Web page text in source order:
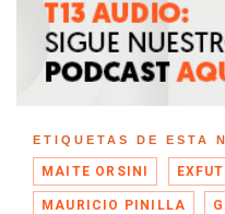
ETIQUETAS DE ESTA
MAITE ORSINI
MAURICIO PINILLA